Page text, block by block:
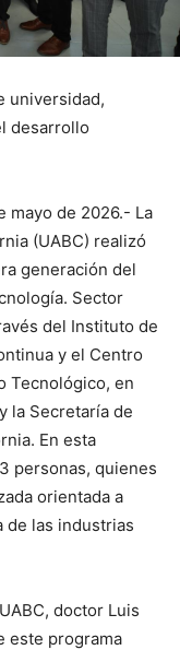
universidad,
desarrollo
mayo de 2026.- La
(UABC) realizó
generación del
Sector
del Instituto de
y el Centro
Tecnológico, en
la Secretaría de
En esta
personas, quienes
orientada a
de las industrias
doctor Luis
este programa